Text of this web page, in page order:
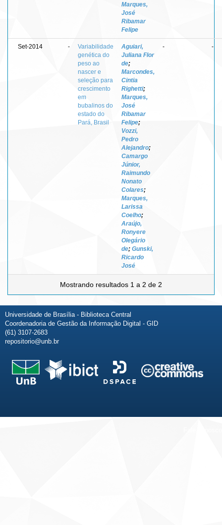
Marques,
José
Ribamar
Felipe
Set-2014 -
Variabilidade
genética do
peso ao
nascer e
seleção para
crescimento
em
bubalinos do
estado do
Pará, Brasil
Aguiari,
Juliana Flor
de;
Marcondes,
Cintia
Righetti;
Marques,
José
Ribamar
Felipe;
Vozzi,
Pedro
Alejandro;
Camargo
Júnior,
Raimundo
Nonato
Colares;
Marques,
Larissa
Coelho;
Araújo,
Ronyere
Olegário
de; Gunski,
Ricardo
José
- -
Mostrando resultados 1 a 2 de 2
Universidade de Brasília - Biblioteca Central
Coordenadoria de Gestão da Informação Digital - GID
(61) 3107-2683
repositorio@unb.br